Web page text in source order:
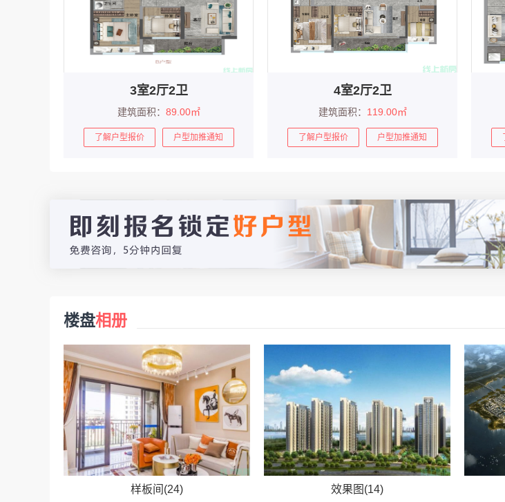
3室2厅2卫
建筑面积： 89.00㎡
了解户型报价 户型加推通知
4室2厅2卫
建筑面积： 119.00㎡
了解户型报价 户型加推通知
楼盘相册
样板间(24) 效果图(14)